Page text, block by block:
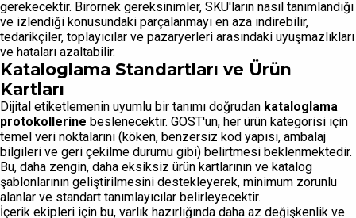
gerekecektir. Birörnek gereksinimler, SKU'ların nasıl tanımlandığı
ve izlendiği konusundaki parçalanmayı en aza indirebilir,
tedarikçiler, toplayıcılar ve pazaryerleri arasındaki uyuşmazlıkları
ve hataları azaltabilir.
Kataloglama Standartları ve Ürün
Kartları
Dijital etiketlemenin uyumlu bir tanımı doğrudan kataloglama
protokollerine beslenecektir. GOST'un, her ürün kategorisi için
temel veri noktalarını (köken, benzersiz kod yapısı, ambalaj
bilgileri ve geri çekilme durumu gibi) belirtmesi beklenmektedir.
Bu, daha zengin, daha eksiksiz ürün kartlarının ve katalog
şablonlarının geliştirilmesini destekleyerek, minimum zorunlu
alanlar ve standart tanımlayıcılar belirleyecektir.
İçerik ekipleri için bu, varlık hazırlığında daha az değişkenlik ve